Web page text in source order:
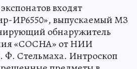
входят
ИР6550», выпускаемый МЗ
обнаружитель
«СОСНА» от НИИ
Стельмаха. Интроскоп